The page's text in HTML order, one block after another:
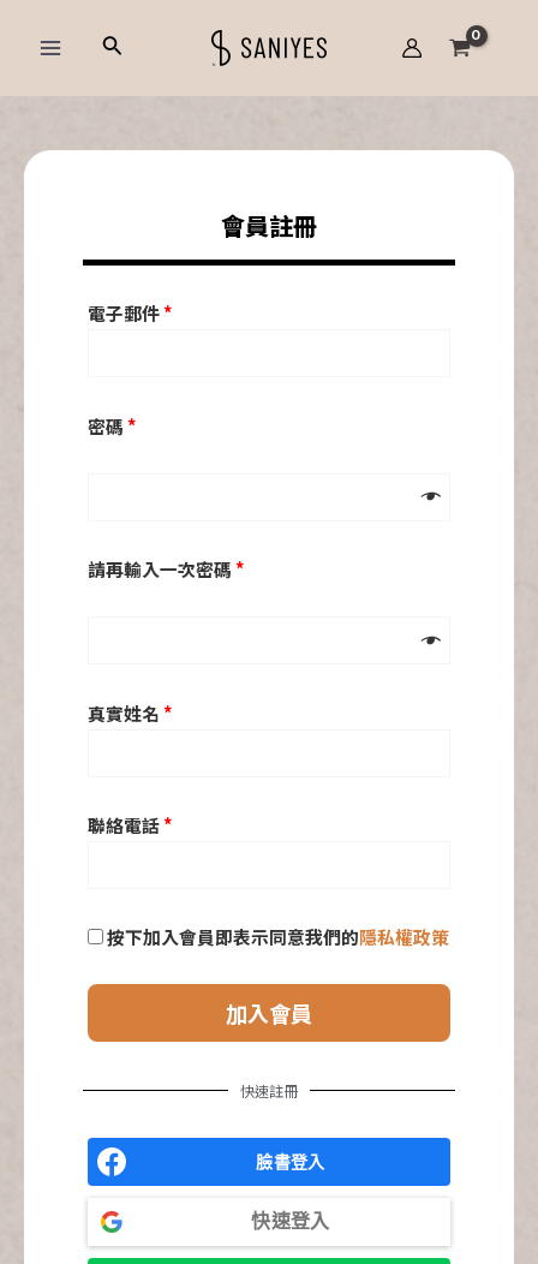
搜
會員註冊
電子郵件*
密碼*

請再輸入一次密碼*

真實姓名*
聯絡電話*
按下加入會員即表示同意我們的隱私權政策
快速註冊
臉書登入
快速登入